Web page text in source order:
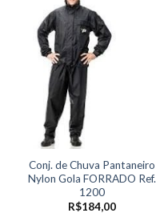
Conj. de Chuva Pantaneiro
Nylon Gola FORRADO Ref.
1200
R$184,00